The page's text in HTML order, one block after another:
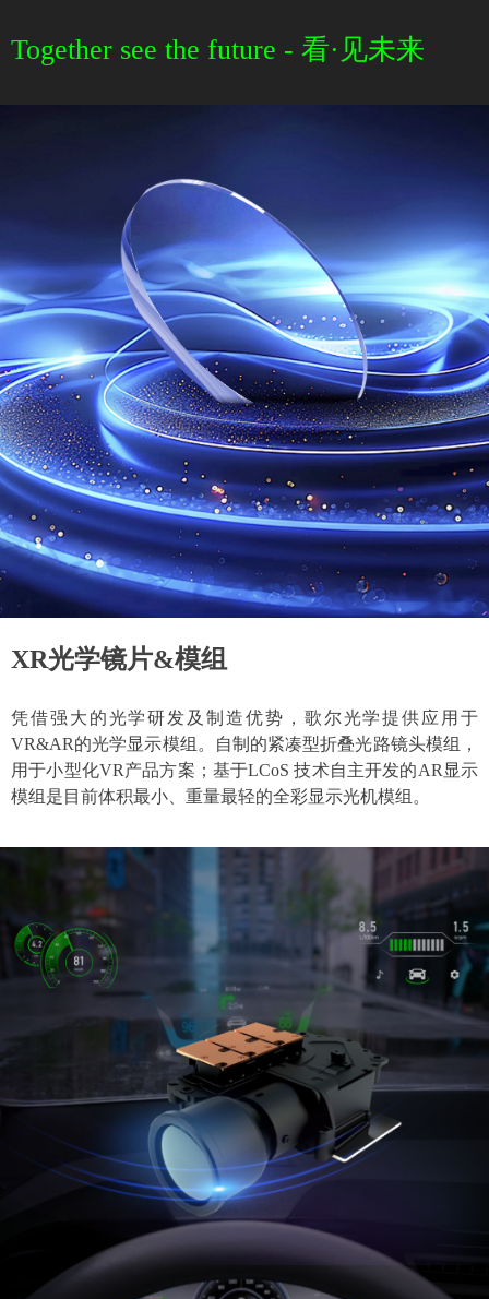
Together see the future - 看·见未来
XR光学镜片&模组
凭借强大的光学研发及制造优势，歌尔光学提供应用于
VR&AR的光学显示模组。自制的紧凑型折叠光路镜头模组，
用于小型化VR产品方案；基于LCoS 技术自主开发的AR显示
模组是目前体积最小、重量最轻的全彩显示光机模组。
XR光学镜片&模组
凭借强大的光学研发及制造优势，歌尔光学提供应用于
VR&AR的光学显示模组。自制的紧凑型折叠光路镜头模组，
用于小型化VR产品方案；基于LCoS 技术自主开发的AR显示
模组是目前体积最小、重量最轻的全彩显示光机模组。